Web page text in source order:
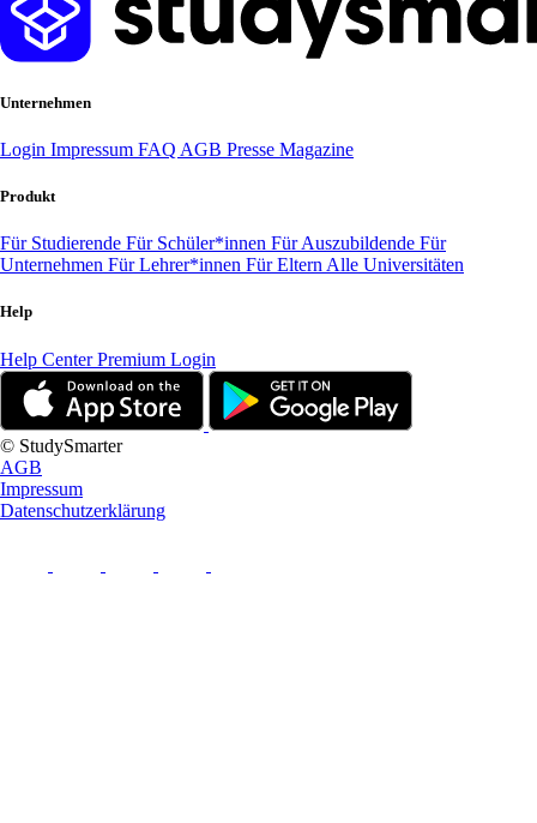
Unternehmen
Login Impressum FAQ AGB Presse Magazine
Produkt
Für Studierende Für Schüler*innen Für Auszubildende Für
Unternehmen Für Lehrer*innen Für Eltern Alle Universitäten
Help
Help CenterPremium Login
© StudySmarter
AGB
Impressum
Datenschutzerklärung